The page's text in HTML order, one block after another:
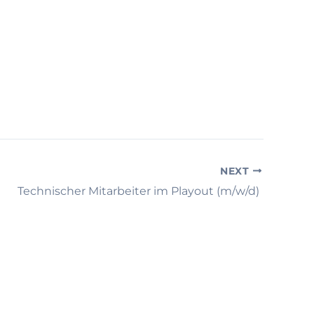
NEXT
Technischer Mitarbeiter im Playout (m/w/d)